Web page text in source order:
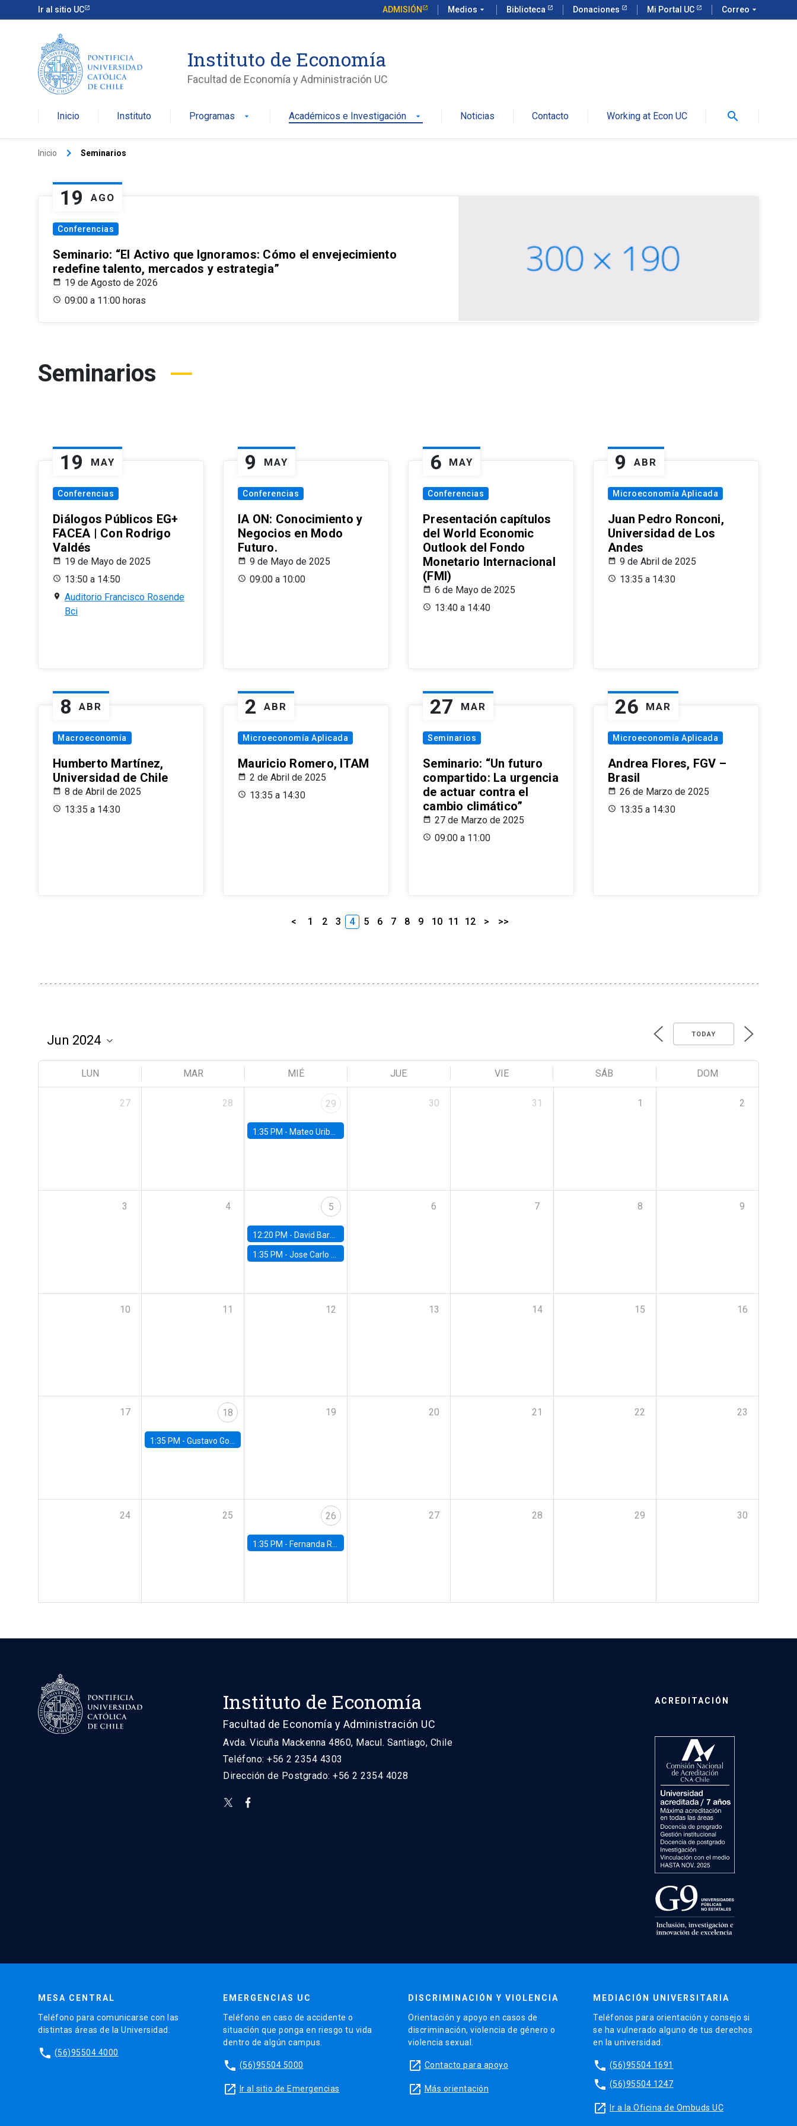
Ir al sitio UC ADMISIÓN Medios arrow_drop_down Biblioteca Donaciones Mi Portal UC Correo arrow_drop_down
Instituto de Economía
Facultad de Economía y Administración UC
Inicio Instituto Programas arrow_drop_down Académicos e Investigación arrow_drop_down Noticias Contacto Working at Econ UC search
Inicio keyboard_arrow_right Seminarios
19 AGO
Conferencias
Seminario: “El Activo que Ignoramos: Cómo el envejecimiento
redefine talento, mercados y estrategia”
19 de Agosto de 2026
09:00 a 11:00 horas
Seminarios
19 MAY
Conferencias
Diálogos Públicos EG+
FACEA | Con Rodrigo
Valdés
19 de Mayo de 2025
13:50 a 14:50
Auditorio Francisco Rosende
Bci
9 MAY
Conferencias
IA ON: Conocimiento y
Negocios en Modo
Futuro.
9 de Mayo de 2025
09:00 a 10:00
6 MAY
Conferencias
Presentación capítulos
del World Economic
Outlook del Fondo
Monetario Internacional
(FMI)
6 de Mayo de 2025
13:40 a 14:40
9 ABR
Microeconomía Aplicada
Juan Pedro Ronconi,
Universidad de Los
Andes
9 de Abril de 2025
13:35 a 14:30
8 ABR
Macroeconomía
Humberto Martínez,
Universidad de Chile
8 de Abril de 2025
13:35 a 14:30
2 ABR
Microeconomía Aplicada
Mauricio Romero, ITAM
2 de Abril de 2025
13:35 a 14:30
27 MAR
Seminarios
Seminario: “Un futuro
compartido: La urgencia
de actuar contra el
cambio climático”
27 de Marzo de 2025
09:00 a 11:00
26 MAR
Microeconomía Aplicada
Andrea Flores, FGV –
Brasil
26 de Marzo de 2025
13:35 a 14:30
< 1 2 3 4 5 6 7 8 9 10 11 12 > >>
TODAY
LUN MAR MIÉ JUE VIE SÁB DOM
27 28 29
1:35 PM - Mateo Uribe-Castro, Universidad de los Andes (Colombia)
30 31 1 2
3 4 5
12:20 PM - David Bardey, Universidad de los Andes - CEDE
1:35 PM -Jose Carlo Bermudez, UC (ME) & World Bank
6 7 8 9
10 11 12 13 14 15 16
17 18
1:35 PM - Gustavo González, Banco Central de Chile
19 20 21 22 23
24 25 26
1:35 PM - Fernanda Rojas Ampuero, University of Wisconsin-Madison
27 28 29 30
Instituto de Economía
Facultad de Economía y Administración UC
Avda. Vicuña Mackenna 4860, Macul. Santiago, Chile
Teléfono: +56 2 2354 4303
Dirección de Postgrado: +56 2 2354 4028
ACREDITACIÓN
MESA CENTRAL
Teléfono para comunicarse con las
distintas áreas de la Universidad.
phone (56)95504 4000
EMERGENCIAS UC
Teléfono en caso de accidente o
situación que ponga en riesgo tu vida
dentro de algún campus.
phone (56)95504 5000
launch Ir al sitio de Emergencias
DISCRIMINACIÓN Y VIOLENCIA
Orientación y apoyo en casos de
discriminación, violencia de género o
violencia sexual.
launch Contacto para apoyo
launch Más orientación
MEDIACIÓN UNIVERSITARIA
Teléfonos para orientación y consejo si
se ha vulnerado alguno de tus derechos
en la universidad.
phone (56)95504 1691
phone (56)95504 1247
launch Ir a la Oficina de Ombuds UC